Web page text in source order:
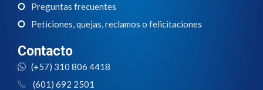
Preguntas frecuentes
Peticiones, quejas, reclamos o felicitaciones
Contacto
(+57) 310 806 4418
(601) 692 2501